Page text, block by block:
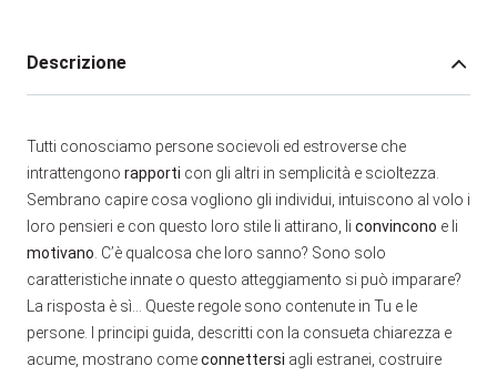
Descrizione
Tutti conosciamo persone socievoli ed estroverse che
intrattengono rapporti con gli altri in semplicità e scioltezza.
Sembrano capire cosa vogliono gli individui, intuiscono al volo i
loro pensieri e con questo loro stile li attirano, li convincono e li
motivano . C’è qualcosa che loro sanno? Sono solo
caratteristiche innate o questo atteggiamento si può imparare?
La risposta è sì… Queste regole sono contenute in Tu e le
persone. I principi guida, descritti con la consueta chiarezza e
acume, mostrano comeconnettersi agli estranei, costruire